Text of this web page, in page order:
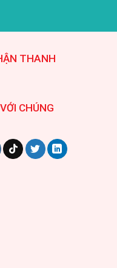
THANH
CHÚNG